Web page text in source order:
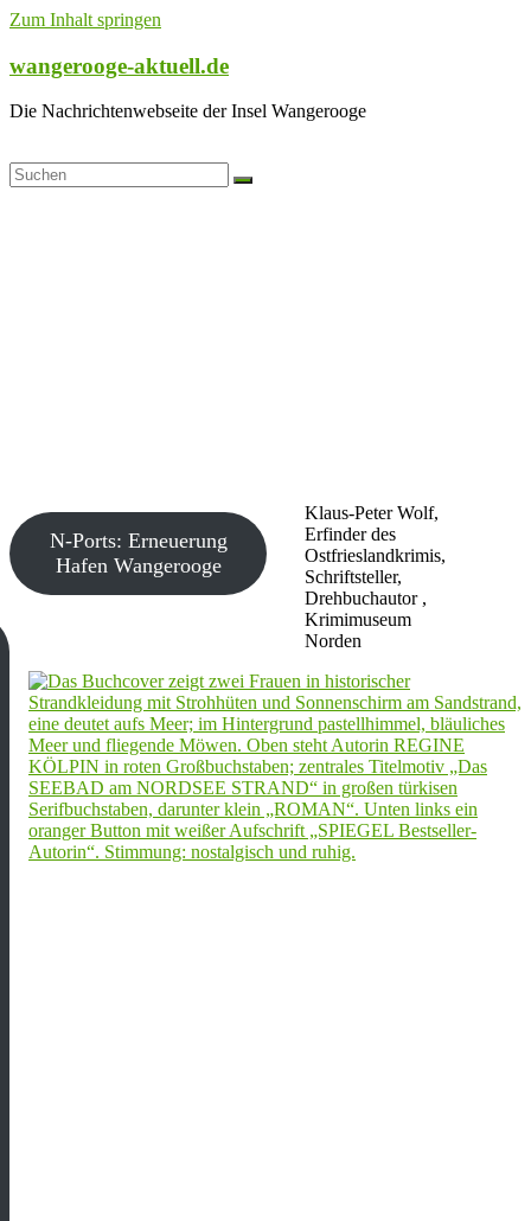
Zum Inhalt springen
wangerooge-aktuell.de
Die Nachrichtenwebseite der Insel Wangerooge
Klaus-Peter Wolf,
Erfinder des
Ostfrieslandkrimis,
Schriftsteller,
Drehbuchautor ,
Krimimuseum
Norden
N-Ports: Erneuerung
Hafen Wangerooge